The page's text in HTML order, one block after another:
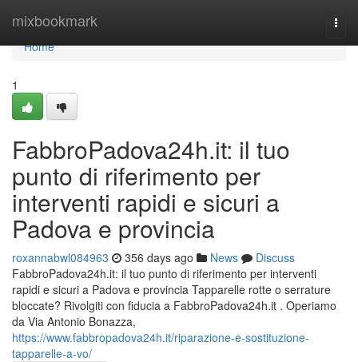
mixbookmark
Home
Home
1
FabbroPadova24h.it: il tuo
punto di riferimento per
interventi rapidi e sicuri a
Padova e provincia
roxannabwl084963 356 days ago News
Discuss
FabbroPadova24h.it: il tuo punto di riferimento per interventi
rapidi e sicuri a Padova e provincia Tapparelle rotte o serrature
bloccate? Rivolgiti con fiducia a FabbroPadova24h.it . Operiamo
da Via Antonio Bonazza,
https://www.fabbropadova24h.it/riparazione-e-sostituzione-
tapparelle-a-vo/